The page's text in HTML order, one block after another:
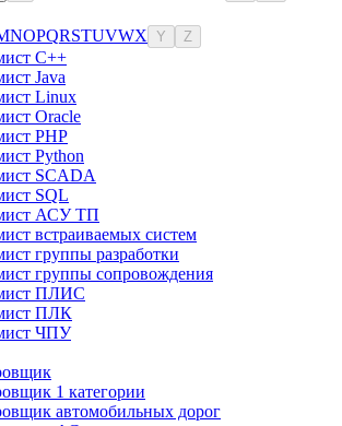
NOPQRSTUVWX Y Z
C++
Java
Linux
Oracle
PHP
Python
SCADA
SQL
АСУ ТП
встраиваемых систем
группы разработки
группы сопровождения
ПЛИС
ПЛК
ЧПУ
1 категории
автомобильных дорог